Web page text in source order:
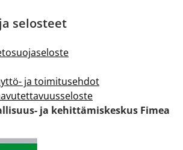
selosteet
ja toimitusehdot
ja kehittämiskeskus Fimea